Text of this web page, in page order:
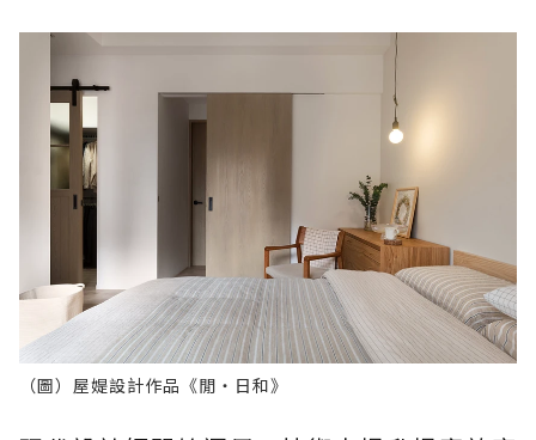
（圖）屋媞設計作品《閒・日和》